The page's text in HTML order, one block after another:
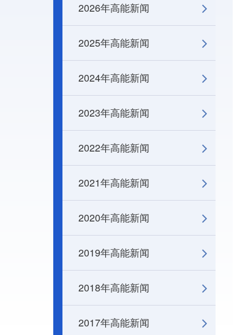
2026年高能新闻
2025年高能新闻
2024年高能新闻
2023年高能新闻
2022年高能新闻
2021年高能新闻
2020年高能新闻
2019年高能新闻
2018年高能新闻
2017年高能新闻